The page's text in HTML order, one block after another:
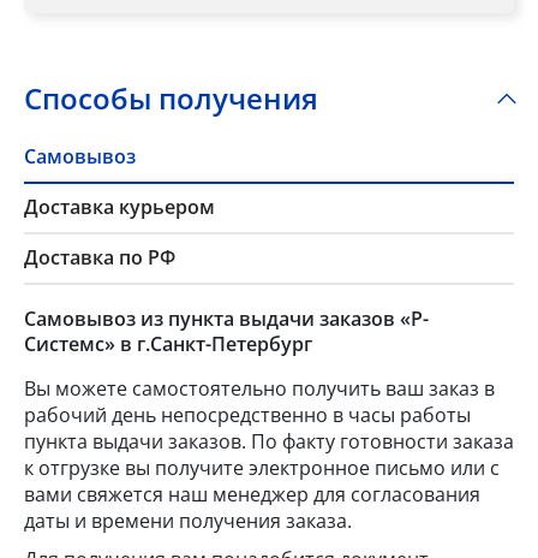
Способы получения
Самовывоз
Доставка курьером
Доставка по РФ
Самовывоз из пункта выдачи заказов «Р-
Системс» в г.Санкт-Петербург
Вы можете самостоятельно получить ваш заказ в
рабочий день непосредственно в часы работы
пункта выдачи заказов. По факту готовности заказа
к отгрузке вы получите электронное письмо или с
вами свяжется наш менеджер для согласования
даты и времени получения заказа.